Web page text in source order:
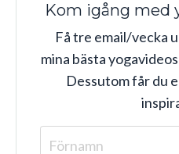
Kom igång med
Få tre email/vecka
mina bästa
Dessutom får du